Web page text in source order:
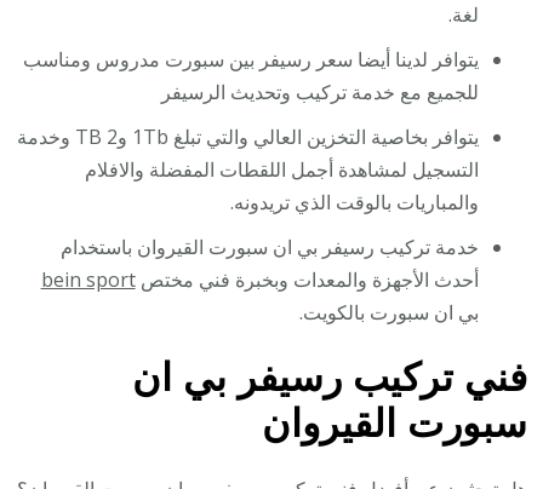
لغة.
يتوافر لدينا أيضا سعر رسيفر بين سبورت مدروس ومناسب
للجميع مع خدمة تركيب وتحديث الرسيفر
يتوافر بخاصية التخزين العالي والتي تبلغ 1Tb و2 TB وخدمة
التسجيل لمشاهدة أجمل اللقطات المفضلة والافلام
والمباريات بالوقت الذي تريدونه.
خدمة تركيب رسيفر بي ان سبورت القيروان باستخدام
أحدث الأجهزة والمعدات وبخبرة فني مختصbein sport
بي ان سبورت بالكويت.
فني تركيب رسيفر بي ان
سبورت القيروان